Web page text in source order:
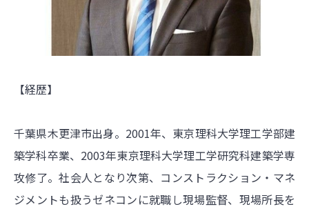
【経歴】
千葉県木更津市出身。2001年、東京理科大学理工学部建
築学科卒業、2003年東京理科大学理工学研究科建築学専
攻修了。社会人となり次第、コンストラクション・マネ
ジメントも扱うゼネコンに就職し現場監督、現場所長を